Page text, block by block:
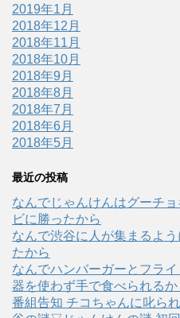
2019年1月
2018年12月
2018年11月
2018年10月
2018年9月
2018年8月
2018年7月
2018年6月
2018年5月
最近の投稿
なんでじゃんけんはグーチ
ビに勝ったから
なんで渋谷に人が集まるよ
たから
なんでハンバーガーとフラ
器を使わず手で食べられるか
番組告知 チコちゃんに叱ら